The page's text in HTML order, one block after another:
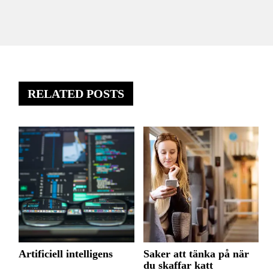
RELATED POSTS
Artificiell intelligens
Saker att tänka på när
du skaffar katt